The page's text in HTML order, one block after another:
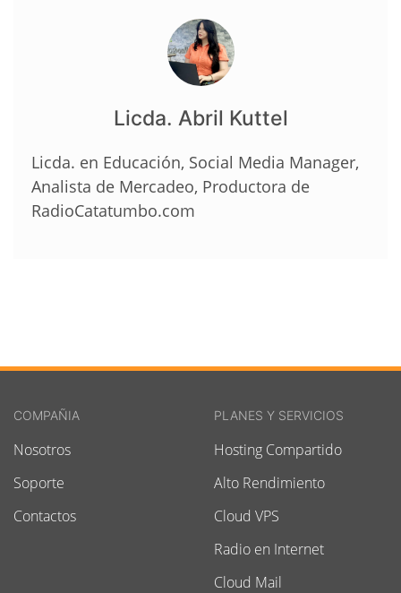
Licda. Abril Kuttel
Licda. en Educación, Social Media Manager,
Analista de Mercadeo, Productora de
RadioCatatumbo.com
COMPAÑIA
Nosotros
Soporte
Contactos
PLANES Y SERVICIOS
Hosting Compartido
Alto Rendimiento
Cloud VPS
Radio en Internet
Cloud Mail